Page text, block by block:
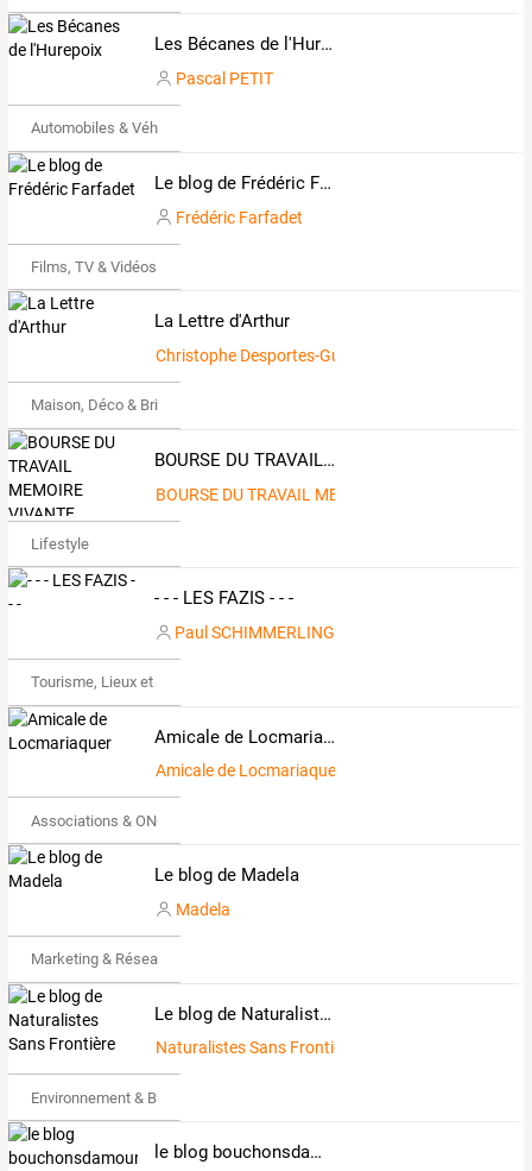
Les Bécanes de l'Hurepoix
Pascal PETIT
Automobiles & Véhicules
Le blog de Frédéric Farfadet
Frédéric Farfadet
Films, TV & Vidéos
La Lettre d'Arthur
Christophe Desportes-Guilloux
Maison, Déco & Bricolage
BOURSE DU TRAVAIL MEMOIRE VIVANTE
BOURSE DU TRAVAIL MEMOIRE VIVANTE
Lifestyle
- - - LES FAZIS - - -
Paul SCHIMMERLING
Tourisme, Lieux et Événements
Amicale de Locmariaquer
Amicale de Locmariaquer
Associations & ONG
Le blog de Madela
Madela
Marketing & Réseaux Sociaux
Le blog de Naturalistes Sans Frontière
Naturalistes Sans Frontière
Environnement & Bio
le blog bouchonsdamour35